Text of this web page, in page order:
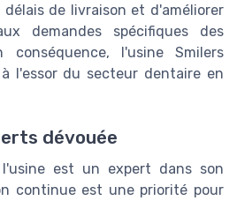
de livraison et d'améliorer
demandes spécifiques des
conséquence, l'usine Smilers
l'essor du secteur dentaire en
dévouée
l'usine est un expert dans son
continue est une priorité pour